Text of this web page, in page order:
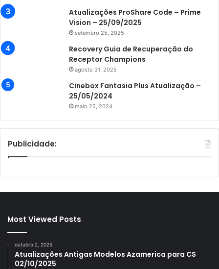
Atualizações ProShare Code – Prime
Vision – 25/09/2025
setembro 25, 2025
Recovery Guia de Recuperação do
Receptor Champions
agosto 31, 2025
Cinebox Fantasia Plus Atualização –
25/05/2024
maio 25, 2024
Publicidade:
Most Viewed Posts
outubro 2, 2025
Atualizações Antigas Modelos Azamerica para CS
02/10/2025